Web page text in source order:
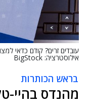
עובדים זרים? קודם כדאי
אילוסטרציה: BigStock
בראש הכותרות
מהנדס בהיי-